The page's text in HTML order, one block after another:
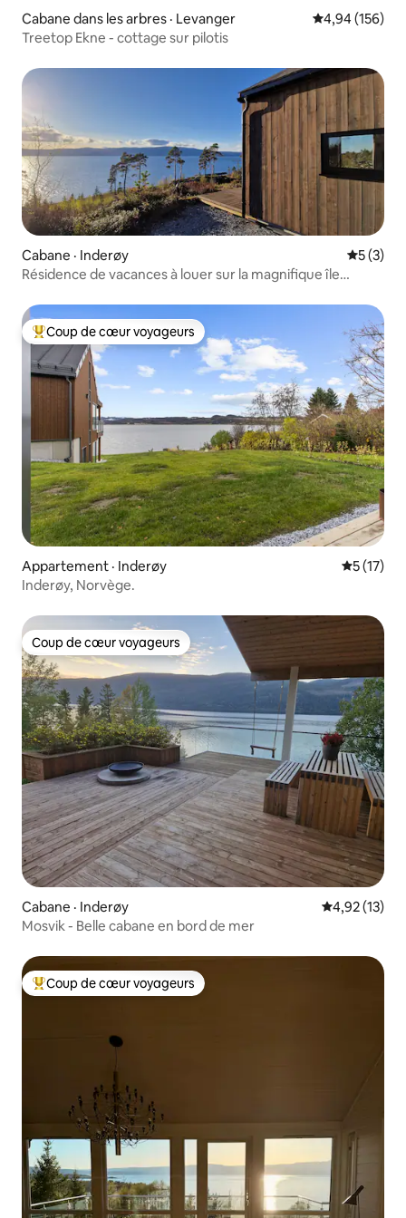
Cabane dans les arbres · Levanger Note
4,94 (156)
Treetop Ekne - cottage sur pilotis
Cabane · Inderøy Note
5 (3)
Résidence de vacances à louer sur la magnifique île
Coup de cœur voyageurs parmi les plus aimés
Coup de cœur voyageurs
Appartement · Inderøy Note
5 (17)
Inderøy, Norvège.
Coup de cœur voyageurs
Coup de cœur voyageurs
Cabane · Inderøy Note
4,92 (13)
Mosvik - Belle cabane en bord de mer
Coup de cœur voyageurs parmi les plus aimés
Coup de cœur voyageurs